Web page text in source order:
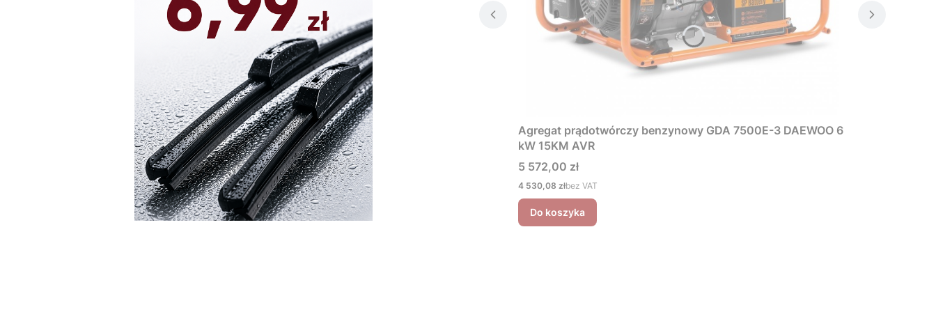
Agregat prądotwórczy benzynowy GDA 7500E-3 DAEWOO 6
kW 15KM AVR
Cena
5 572,00 zł
Cena
4 530,08 złbez VAT
Do koszyka